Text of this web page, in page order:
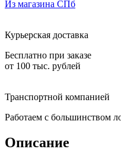
Из магазина СПб
Курьерская доставка
Бесплатно при заказе
от 100 тыс. рублей
Транспортной компанией
Работаем с большинством
Описание